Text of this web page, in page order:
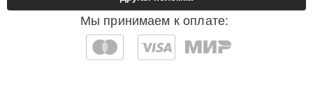
Мы принимаем к оплате: